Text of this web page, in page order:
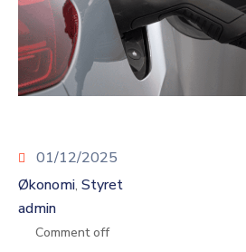
01/12/2025
Økonomi‚ Styret
admin
Comment off